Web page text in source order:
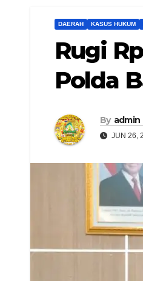
DAERAH KASUS HUKUM
Rugi
Polda
By admin
JUN 26,